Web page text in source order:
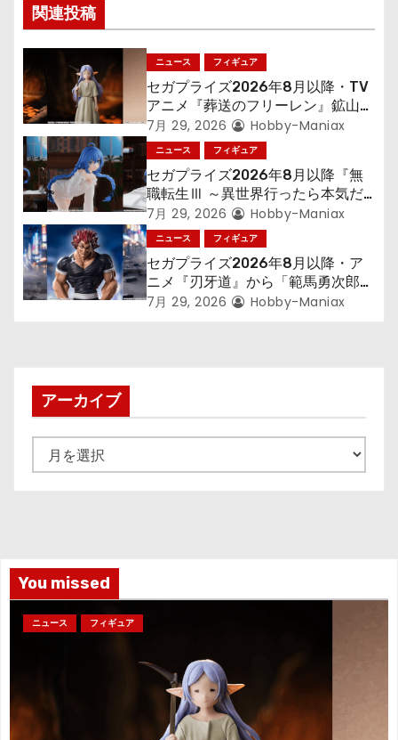
ゲ
ー
シ
ョ
ン
関連投稿
ニュース フィギュア
セガプライズ2026年8月以降・TV
アニメ『葬送のフリーレン』鉱山で
300年働くことになっっちゃった
「フリーレン」を立体化！
7月 29, 2026 Hobby-Maniax
ニュース フィギュア
セガプライズ2026年8月以降『無
職転生Ⅲ ～異世界行ったら本気だ
す～』から「ロキシー」のフィギュ
アが登場！
7月 29, 2026 Hobby-Maniax
ニュース フィギュア
セガプライズ2026年8月以降・ア
ニメ『刃牙道』から「範馬勇次郎」
が登場ッッ!!
7月 29, 2026 Hobby-Maniax
アーカイブ
ー
You missed
ニュース フィギュア